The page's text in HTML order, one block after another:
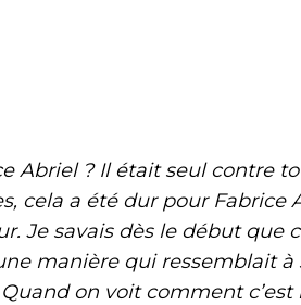
Abriel ? Il était seul contre
cela a été dur pour Fabrice
Je savais dès le début que
manière qui ressemblait
on voit comment